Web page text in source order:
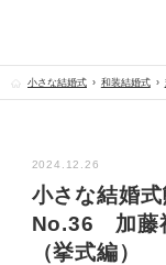
小さな結婚式 和装結婚式
2024.12.26
小さな結婚
No.36 加藤
（挙式編）